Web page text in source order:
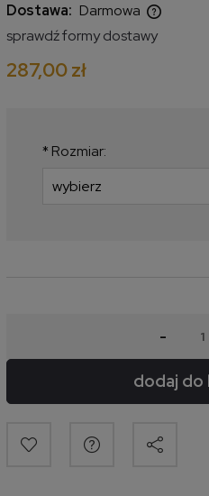
Dostawa: Darmowa
Cena nie zawiera
sprawdź formy dostawy
287,00 zł
* Rozmiar:
-
dodaj do